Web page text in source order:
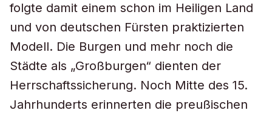
folgte damit einem schon im Heiligen Land
und von deutschen Fürsten praktizierten
Modell. Die Burgen und mehr noch die
Städte als „Großburgen“ dienten der
Herrschaftssicherung. Noch Mitte des 15.
Jahrhunderts erinnerten die preußischen